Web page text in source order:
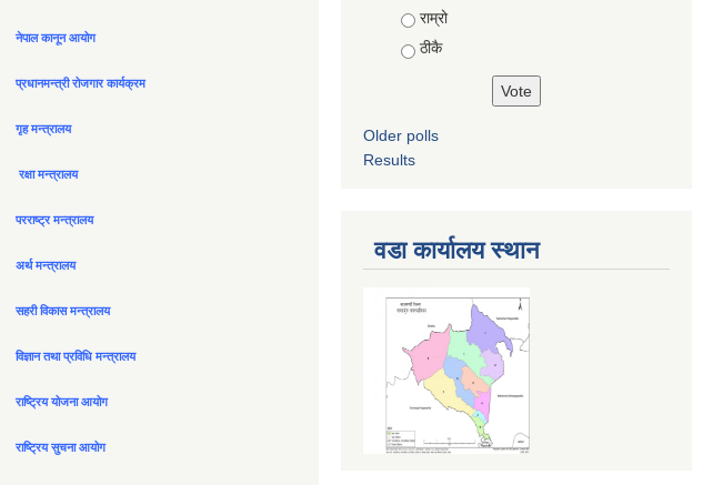
नेपाल कानून आयोग
प्रधानमन्त्री रोजगार कार्यक्रम
गृह मन्त्रालय
रक्षा मन्त्रालय
परराष्ट्र मन्त्रालय
अर्थ मन्त्रालय
सहरी विकास मन्त्रालय
विज्ञान तथा प्रविधि मन्त्रालय
राष्ट्रिय योजना आयोग
राष्ट्रिय सुचना आयोग
राम्रो
ठीकै
Older polls
Results
वडा कार्यालय स्थान